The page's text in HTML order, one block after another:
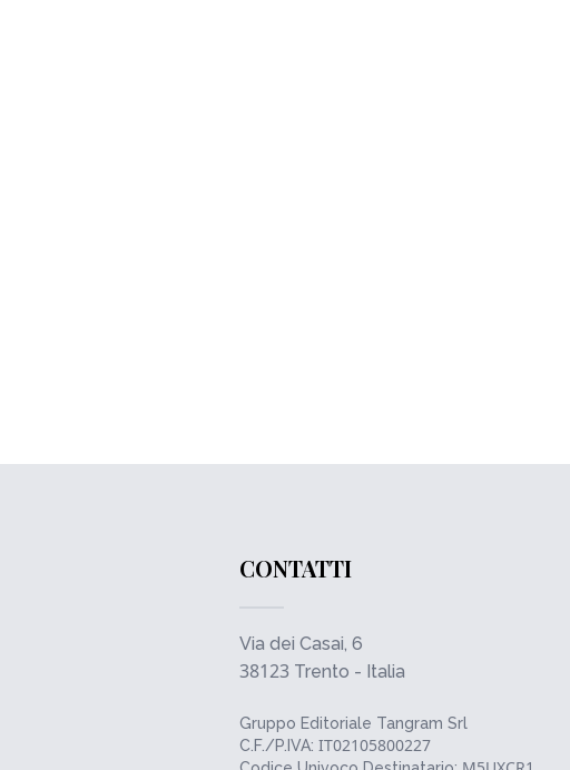
CONTATTI
Via dei Casai, 6
38123 Trento - Italia
Gruppo Editoriale Tangram Srl
C.F./P.IVA: IT02105800227